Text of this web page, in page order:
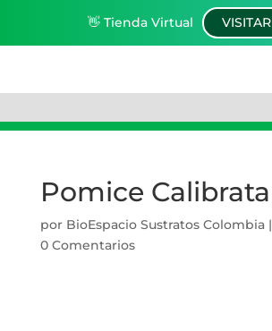
👋 Tienda Virtual VISITAR
Pomice Calibrata
por BioEspacio Sustratos Colombia|
0 Comentarios